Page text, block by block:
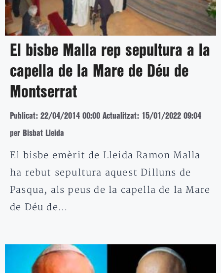
El bisbe Malla rep sepultura a la
capella de la Mare de Déu de
Montserrat
Publicat: 22/04/2014 00:00 Actualitzat: 15/01/2022 09:04
per Bisbat Lleida
El bisbe emèrit de Lleida Ramon Malla
ha rebut sepultura aquest Dilluns de
Pasqua, als peus de la capella de la Mare
de Déu de…